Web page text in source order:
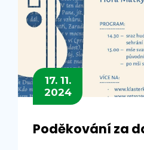
17. 11.
2024
Poděkování za